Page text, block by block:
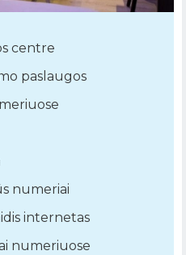
centre
paslaugos
numeriai
internetas
numeriuose